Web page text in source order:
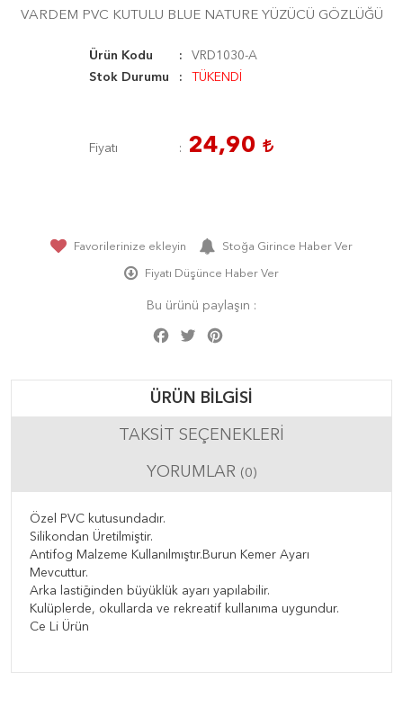
VARDEM PVC KUTULU BLUE NATURE YÜZÜCÜ GÖZLÜĞÜ
Ürün Kodu
VRD1030-A
Stok Durumu
TÜKENDİ
Fiyatı 24,90
Favorilerinize ekleyin Stoğa Girince Haber Ver
Fiyatı Düşünce Haber Ver
Bu ürünü paylaşın :
Facebook
Twitter
ÜRÜN BILGISI
TAKSIT SEÇENEKLERI
YORUMLAR (0)
Özel PVC kutusundadır.
Silikondan Üretilmiştir.
Antifog Malzeme Kullanılmıştır.Burun Kemer Ayarı
Mevcuttur.
Arka lastiğinden büyüklük ayarı yapılabilir.
Kulüplerde, okullarda ve rekreatif kullanıma uygundur.
Ce Li Ürün